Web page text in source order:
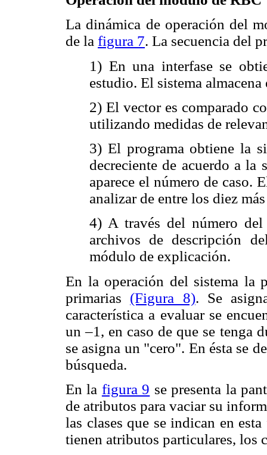
La dinámica de operación del
de la figura 7. La secuencia del
1) En una interfase se
estudio. El sistema
2) El vector es comparado
utilizando medidas de
3) El programa obtiene la
decreciente de acuerdo a
aparece el número de caso.
analizar de entre los diez
4) A través del número
archivos de descripción
módulo de explicación.
En la operación del sistema la
primarias (Figura 8). Se
característica a evaluar se
un –1, en caso de que se tenga
se asigna un "cero". En ésta se
búsqueda.
En la figura 9 se presenta la
de atributos para vaciar su
las clases que se indican en
tienen atributos particulares, los